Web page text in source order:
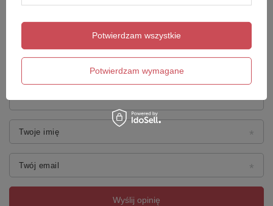
Dodaj własne zdjęcie produktu:
Twoje imię
Twój email
Wyślij opinię
Potwierdzam wymagane
Potwierdzam wszystkie